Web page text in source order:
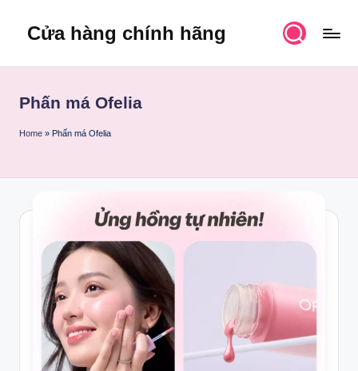
Cửa hàng chính hãng
Phấn má Ofelia
Home » Phấn má Ofelia